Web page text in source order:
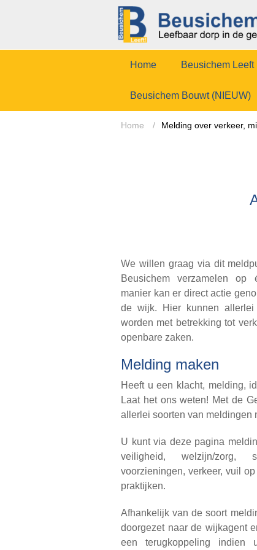
Home Beusichem Leeft
Beusichem Bouwt (NIEUW)
Home / Melding over verkeer,
We willen graag via dit
Beusichem verzamelen
manier kan er direct actie
de wijk. Hier kunnen allerlei
worden met betrekking tot
openbare zaken.
Melding maken
Heeft u een klacht, melding,
Laat het ons weten! Met de
allerlei soorten van meldingen
U kunt via deze pagina
veiligheid, welzijn/zorg,
voorzieningen, verkeer, vuil
praktijken.
Afhankelijk van de soort
doorgezet naar de wijkagent
een terugkoppeling indien